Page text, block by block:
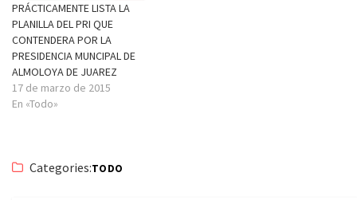
PRÁCTICAMENTE LISTA LA
PLANILLA DEL PRI QUE
CONTENDERA POR LA
PRESIDENCIA MUNCIPAL DE
ALMOLOYA DE JUAREZ
17 de marzo de 2015
En «Todo»
Categories:TODO